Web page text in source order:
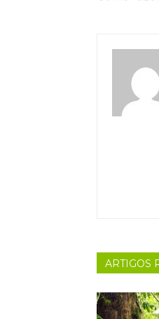
ARTIGOS